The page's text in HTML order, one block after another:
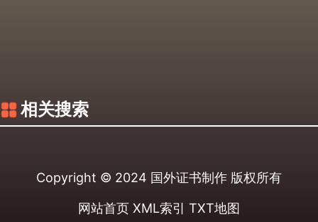
相关搜索
Copyright © 2024 国外证书制作 版权所有
网站首页 XML索引 TXT地图